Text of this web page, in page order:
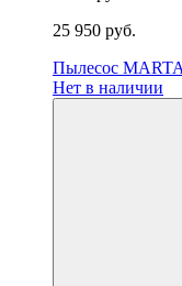
25 950 руб.
Пылесос
Нет в наличии